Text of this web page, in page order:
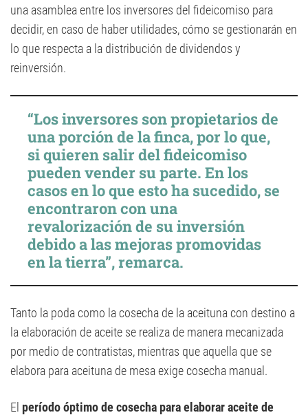
una asamblea entre los inversores del fideicomiso para
decidir, en caso de haber utilidades, cómo se gestionarán en
lo que respecta a la distribución de dividendos y
reinversión.
“Los inversores son propietarios de
una porción de la finca, por lo que,
si quieren salir del fideicomiso
pueden vender su parte. En los
casos en lo que esto ha sucedido, se
encontraron con una
revalorización de su inversión
debido a las mejoras promovidas
en la tierra”, remarca.
Tanto la poda como la cosecha de la aceituna con destino a
la elaboración de aceite se realiza de manera mecanizada
por medio de contratistas, mientras que aquella que se
elabora para aceituna de mesa exige cosecha manual.
El período óptimo de cosecha para elaborar aceite de